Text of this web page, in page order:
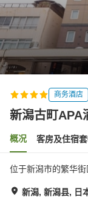
商务酒店
新潟古町APA
概况 客房及住宿
位于新潟市的繁华街
新潟, 新潟县, 日